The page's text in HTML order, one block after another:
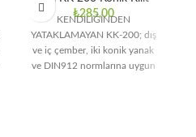
₺285,00
KENDİLİĞİNDEN
YATAKLAMAYAN KK-200; dış
ve iç çember, iki konik yanak
ve DIN912 normlarına uygun